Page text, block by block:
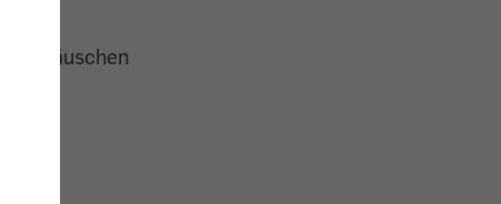
enttäuschen